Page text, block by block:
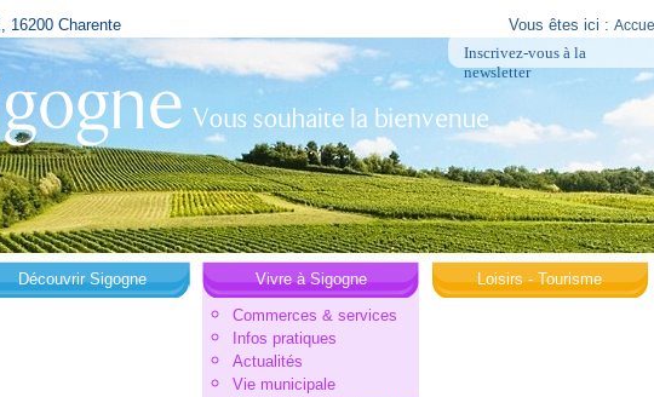
16200 Charente Vous êtes ici :
Inscrivez-vous à la
newsletter
Découvrir Sigogne
Vivre à Sigogne
Commerces & services
Infos pratiques
Actualités
Vie municipale
Loisirs - Tourisme